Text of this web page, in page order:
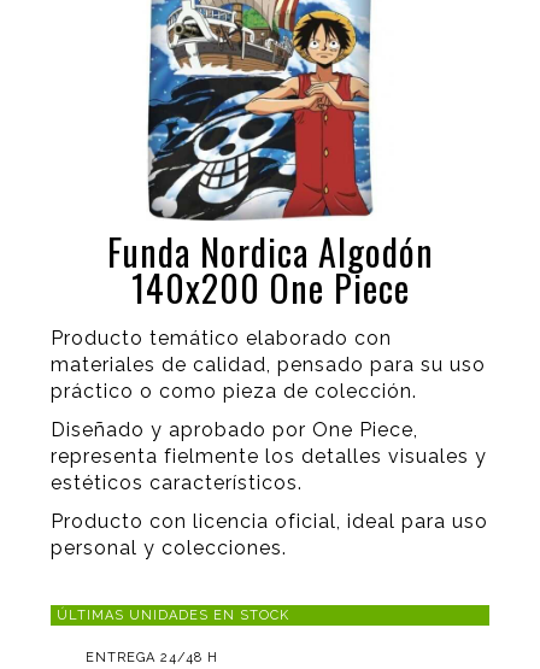
Funda Nordica Algodón
140x200 One Piece
Producto temático elaborado con
materiales de calidad, pensado para su uso
práctico o como pieza de colección.
Diseñado y aprobado por One Piece,
representa fielmente los detalles visuales y
estéticos característicos.
Producto con licencia oficial, ideal para uso
personal y colecciones.
ÚLTIMAS UNIDADES EN STOCK
ENTREGA 24/48 H